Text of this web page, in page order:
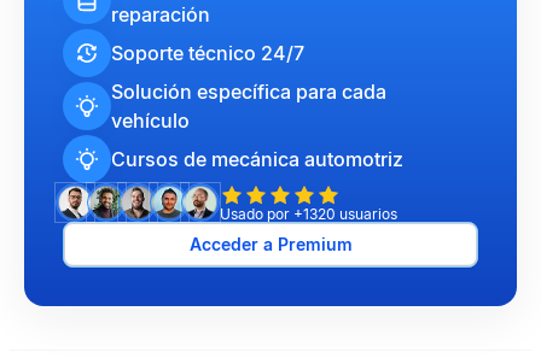
reparación
Soporte técnico 24/7
Solución específica para cada
vehículo
Cursos de mecánica automotriz
Usado por +1320 usuarios
Acceder a Premium